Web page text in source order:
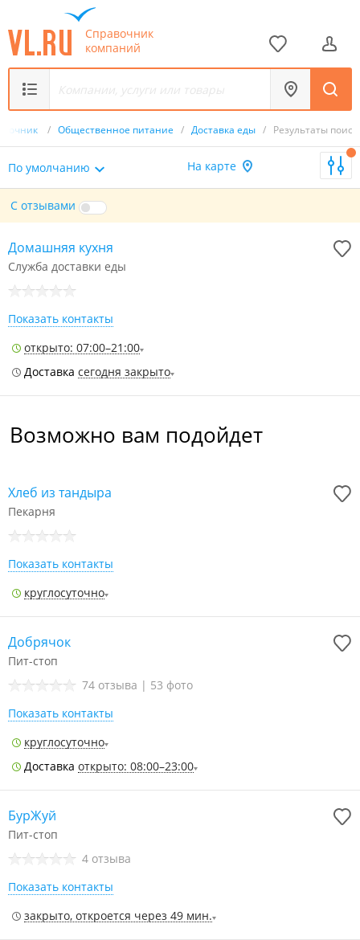
Справочник
компаний
/ Общественное питание / Доставка еды / Результаты
По умолчанию На карте
С отзывами
Домашняя кухня
Служба доставки еды
Показать контакты
открыто: 07:00–21:00
Доставка сегодня закрыто
Возможно вам подойдет
Хлеб из тандыра
Пекарня
Показать контакты
круглосуточно
Добрячок
Пит-стоп
74 отзыва | 53 фото
Показать контакты
круглосуточно
Доставка открыто: 08:00–23:00
БурЖуй
Пит-стоп
4 отзыва
Показать контакты
закрыто, откроется через 49 мин.